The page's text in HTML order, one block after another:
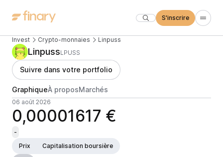
S'inscrire
Invest Crypto-monnaies Linpuss
LinpussLPUSS
Suivre dans votre portfolio
GraphiqueÀ proposMarchés
06 août 2026
0,00001617 €
-
Prix
Capitalisation boursière